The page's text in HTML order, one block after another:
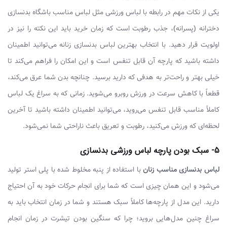
یکی از نکات مهم در رابطه با لباس ورزشی مثل لباس مناسب باشگاه بدنسازی
دخترانه (پسرانه)، جذب رطوبت است که زمان خرید باید این نکته را نیز در
اولویت قرار دهید. با انتخاب بهترین لباس بدنسازی زنانه می‌توانید اطمینان
داشته باشید که پارچه آن قابل تنفس است و این امکان را فراهم می‌کند تا
خیلی بهتر و راحت‌تر به هدفی که دارید برسید. چنانچه بدن شما عرق می‌کند،
قطعاً با کاهش سرعت در ورزش روبرو می‌شوید. زمانی که به سراغ یک لباس
کاملاً مناسب قابل تنفس می‌روید، می‌توانید اطمینان داشته باشید تا آخرین
لحظه‌ای که ورزش می‌کنید، رطوبت و تعریق باعث ناراحتی شما نمی‌شود.
5- سبک بودن پارچه لباس ورزشی بدنسازی
لباس بدنسازی مناسب زنانبا استفاده از پنبه مخلوط شده با پلی استر تولید
می‌شود و این همان چیزی است که شما برای انجام حرکات خود به آن احتیاج
دارید. این مدل از پارچه‌ها کاملاً سبک هستند و شما در زمان انتخاب باید به
سراغ چنین مدل‌هایی بروید؛ چرا که سنگین بودن تیشرت در زمان انجام